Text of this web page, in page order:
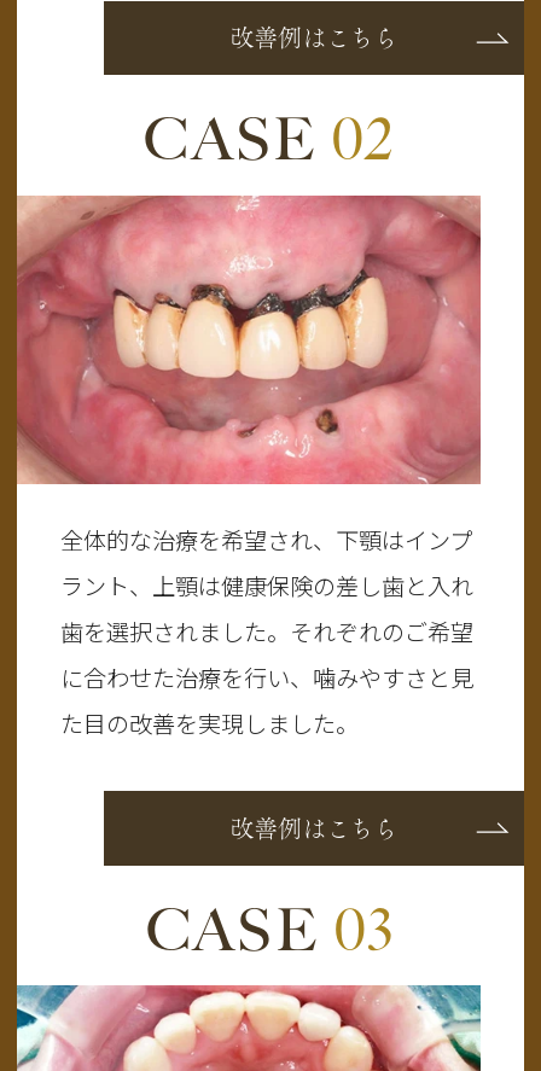
改善例はこちら
CASE 02
全体的な治療を希望され、下顎はインプ
ラント、上顎は健康保険の差し歯と入れ
歯を選択されました。それぞれのご希望
に合わせた治療を行い、噛みやすさと見
た目の改善を実現しました。
改善例はこちら
CASE 03